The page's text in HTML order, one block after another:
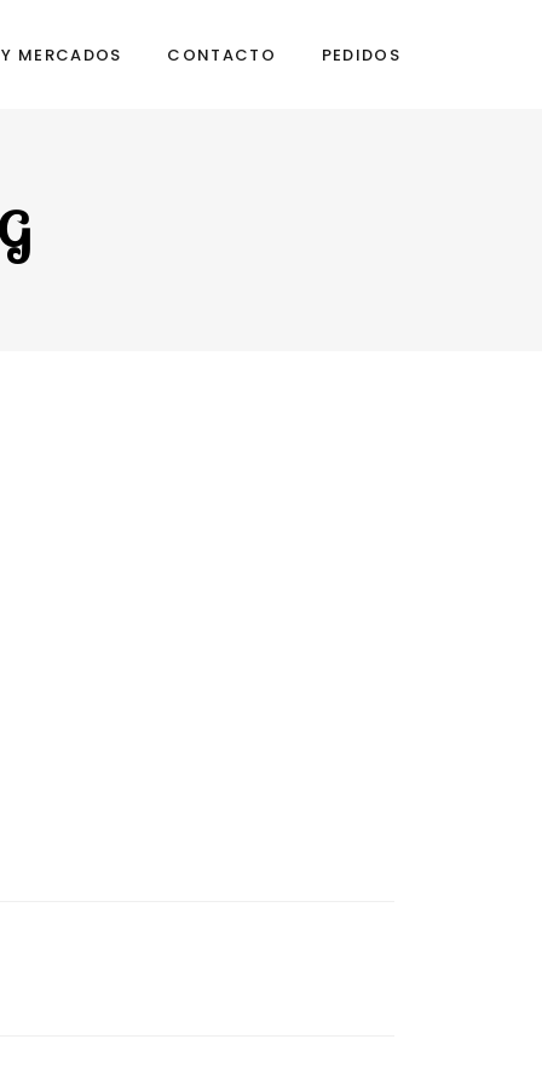
MERCADOS CONTACTO PEDIDOS